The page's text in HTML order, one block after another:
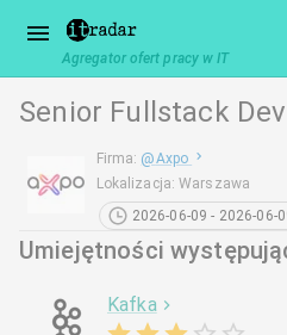
Agregator ofert pracy w IT
Senior Fullstack
Firma: @Axpo
Lokalizacja:Warszawa
2026-06-09 - 2026-06-
Umiejętności
Kafka